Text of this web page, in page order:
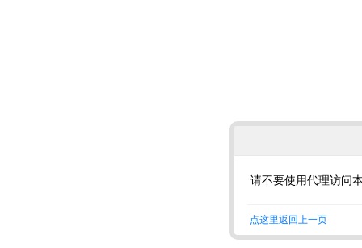
请不要使用代理访问
点这里返回上一页